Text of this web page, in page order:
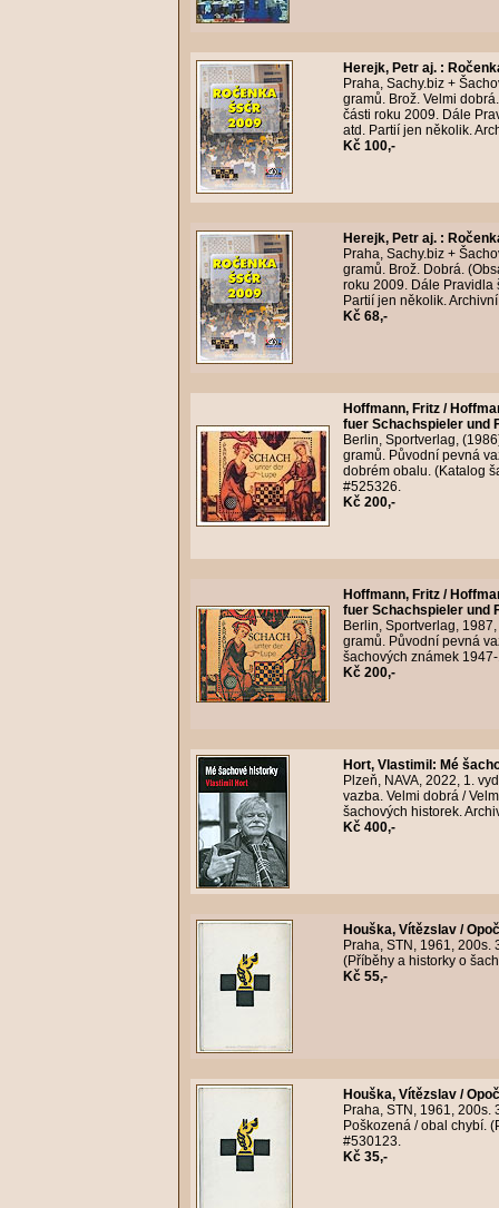
Herejk, Petr aj. :
Praha, Sachy.biz +
gramů. Brož. Velmi
části roku 2009. Dále
atd. Partií jen několik.
Kč 100,-
Herejk, Petr aj. :
Praha, Sachy.biz +
gramů. Brož. Dobrá.
roku 2009. Dále Pravidla
Partií jen několik.
Kč 68,-
Hoffmann, Fritz /
fuer Schachspieler und
Berlin, Sportverlag,
gramů. Původní pevná
dobrém obalu. (Katalog
#525326.
Kč 200,-
Hoffmann, Fritz /
fuer Schachspieler und
Berlin, Sportverlag,
gramů. Původní pevná
šachových známek
Kč 200,-
Hort, Vlastimil : Mé
Plzeň, NAVA, 2022, 1.
vazba. Velmi dobrá /
šachových historek.
Kč 400,-
Houška, Vítězslav /
Praha, STN, 1961,
(Příběhy a historky o
Kč 55,-
Houška, Vítězslav /
Praha, STN, 1961,
Poškozená / obal chybí.
#530123.
Kč 35,-